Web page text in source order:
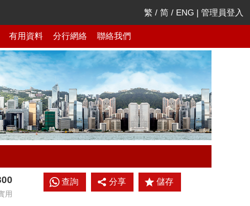
繁 / 简 / ENG | 管理員登入
有用資料 分行網絡 聯絡我們
用
查詢 分享 儲存